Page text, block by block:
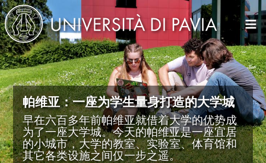
Salta al contenuto principale
Immagine
帕维亚：一座为学生量身打造的大学城
早在六百多年前帕维亚就借着大学的优势成
为了一座大学城。今天的帕维亚是一座宜居
的小城市，大学的教室、实验室、体育馆和
其它各类设施之间仅一步之遥。